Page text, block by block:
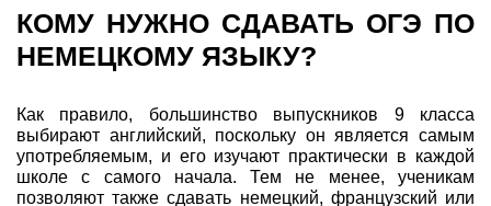
КОМУ НУЖНО СДАВАТЬ ОГЭ ПО
НЕМЕЦКОМУ ЯЗЫКУ?
Как правило, большинство выпускников 9 класса
выбирают английский, поскольку он является самым
употребляемым, и его изучают практически в каждой
школе с самого начала. Тем не менее, ученикам
позволяют также сдавать немецкий, французский или